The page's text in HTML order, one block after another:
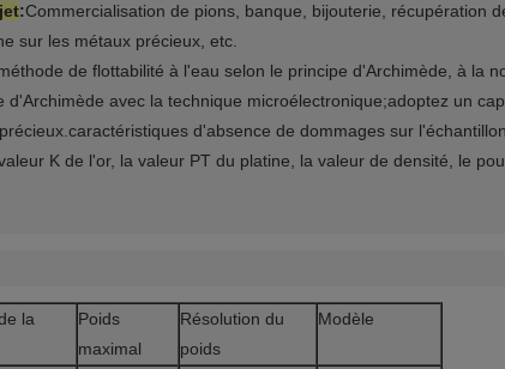
:Commercialisation de pions, banque, bijouterie, récupération
sur les métaux précieux, etc.
de flottabilité à l'eau selon le principe d'Archimède, à la
d'Archimède avec la technique microélectronique;adoptez un
d'absence de dommages sur
K de l'or, la valeur PT du platine, la valeur de densité, le
la
Poids
maximal
Résolution du
poids
Modèle